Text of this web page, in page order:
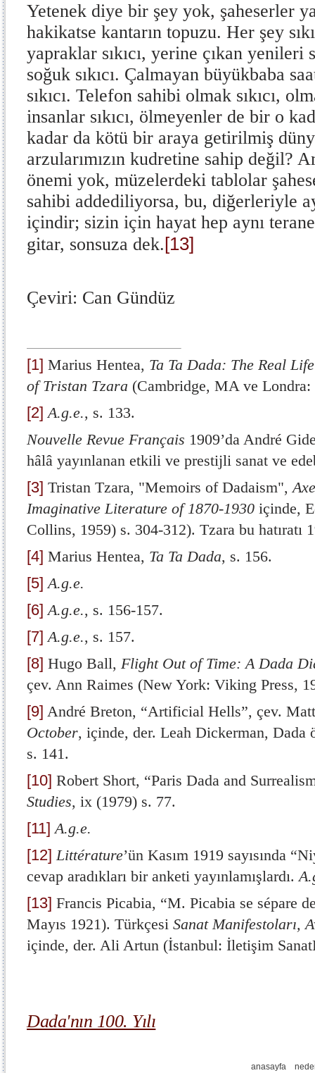
Yetenek diye bir şey yok, şaheserler
hakikatse kantarın topuzu. Her şey
yapraklar sıkıcı, yerine çıkan yenileri
soğuk sıkıcı. Çalmayan büyükbaba
sıkıcı. Telefon sahibi olmak sıkıcı,
insanlar sıkıcı, ölmeyenler de bir o
kadar da kötü bir araya getirilmiş
arzularımızın kudretine sahip değil?
önemi yok, müzelerdeki tablolar
sahibi addediliyorsa, bu, diğerleriyle
içindir; sizin için hayat hep aynı
gitar, sonsuza dek.[13]
Çeviri: Can Gündüz
[1] Marius Hentea, Ta Ta Dada: The Real
of Tristan Tzara (Cambridge, MA ve
[2] A.g.e., s. 133.
Nouvelle Revue Français 1909’da André
hâlâ yayınlanan etkili ve prestijli sanat ve
[3] Tristan Tzara, "Memoirs of Dadaism",
Imaginative Literature of 1870-1930 içinde,
Collins, 1959) s. 304-312). Tzara bu hatıratı
[4] Marius Hentea, Ta Ta Dada, s. 156.
[5] A.g.e.
[6] A.g.e., s. 156-157.
[7] A.g.e., s. 157.
[8] Hugo Ball, Flight Out of Time: A Dada
çev. Ann Raimes (New York: Viking Press,
[9] André Breton, “Artificial Hells”, çev.
October, içinde, der. Leah Dickerman, Dada
s. 141.
[10] Robert Short, “Paris Dada and
Studies, ix (1979) s. 77.
[11] A.g.e.
[12] Littérature’ün Kasım 1919 sayısında
cevap aradıkları bir anketi yayınlamışlardı.
[13] Francis Picabia, “M. Picabia se sépare
Mayıs 1921). Türkçesi Sanat Manifestoları,
içinde, der. Ali Artun (İstanbul: İletişim
Dada'nın 100. Yılı
anasayfa